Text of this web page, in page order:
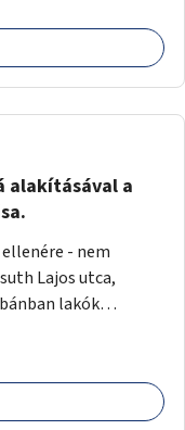
alakításával a
- nem
Lajos utca,
lakók
és óvoda is van a
ha a 178-as